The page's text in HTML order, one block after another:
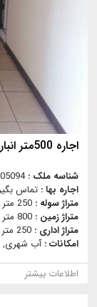
اجاره 500متر انبار و اداری در غرب تهران
شناسه ملک :
اجاره بها : تماس
متراژ سوله : 250 متر مربع
متراژ زمین : 800 متر مربع
متراژ اداری : 250 متر مربع
امکانات :آب شهری,
اطلاعات بیشتر